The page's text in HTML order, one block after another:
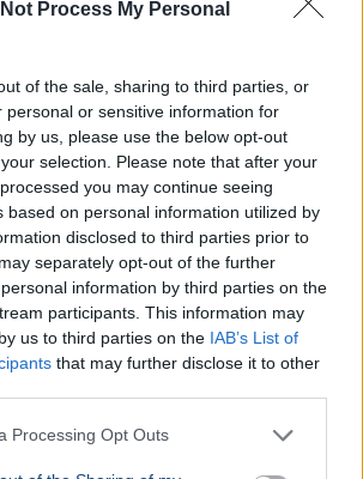
Process My Personal
of the sale, sharing to third parties, or
personal or sensitive information for
by us, please use the below opt-out
selection. Please note that after your
you may continue seeing
based on personal information utilized by
disclosed to third parties prior to
separately opt-out of the further
information by third parties on the
participants. This information may
us to third parties on the IAB’s List of
that may further disclose it to other
Processing Opt Outs
van, a csőtörések száma
7.
súlyos hibát követett el